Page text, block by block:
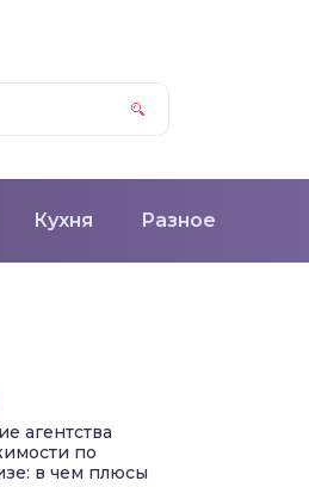
Кухня Разное
агентства
по
в чем плюсы